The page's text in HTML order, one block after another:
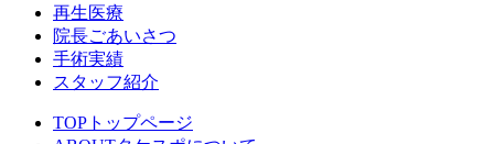
再生医療
院長ごあいさつ
手術実績
スタッフ紹介
TOP トップページ